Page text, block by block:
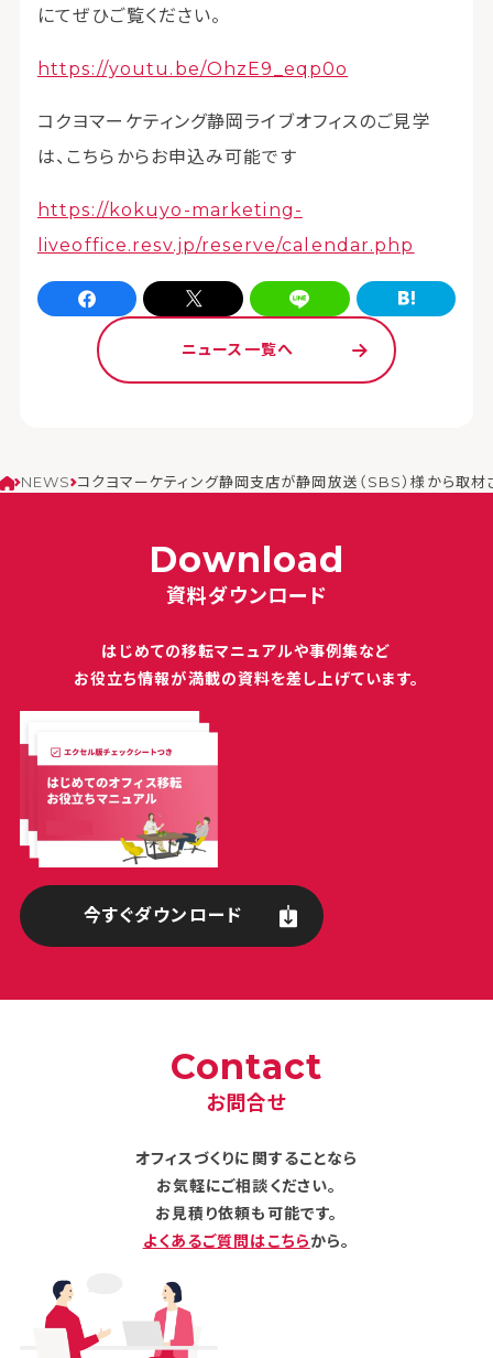
にてぜひご覧ください。
https://youtu.be/OhzE9_eqp0o
コクヨマーケティング静岡ライブオフィスのご見学
は、こちらからお申込み可能です
https://kokuyo-marketing-
liveoffice.resv.jp/reserve/calendar.php
ニュース一覧へ
NEWS コクヨマーケティング静岡支店が静岡放送（SBS）様から取材
Download
資料ダウンロード
はじめての移転マニュアルや事例集など
お役立ち情報が満載の資料を差し上げています。
今すぐダウンロード
Contact
お問合せ
オフィスづくりに関することなら
お気軽にご相談ください。
お見積り依頼も可能です。
よくあるご質問はこちらから。